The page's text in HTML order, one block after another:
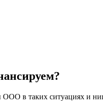
в таких ситуациях и